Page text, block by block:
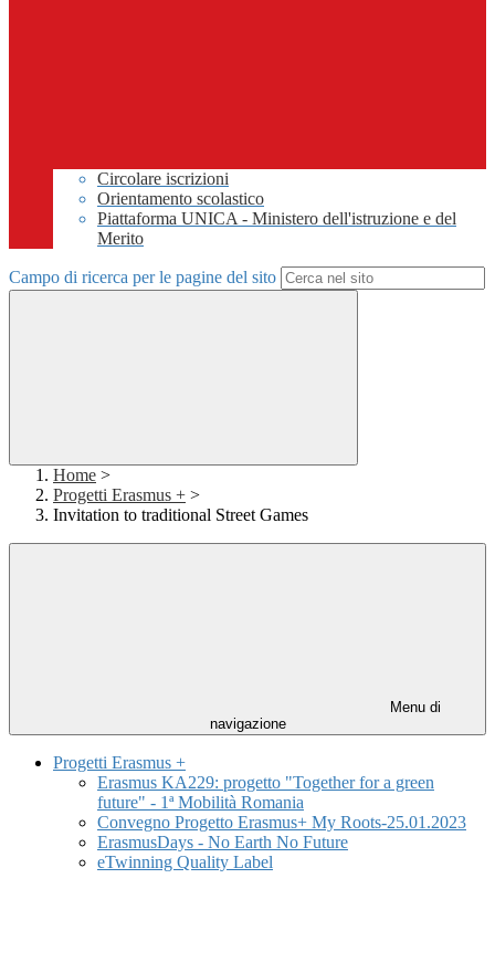
Circolare iscrizioni
Orientamento scolastico
Piattaforma UNICA - Ministero dell'istruzione e del
Merito
Campo di ricerca per le pagine del sito
Home >
Progetti Erasmus + >
Invitation to traditional Street Games
Menu di
navigazione
Progetti Erasmus +
Erasmus KA229: progetto "Together for a green
future" - 1ª Mobilità Romania
Convegno Progetto Erasmus+ My Roots-25.01.2023
ErasmusDays - No Earth No Future
eTwinning Quality Label